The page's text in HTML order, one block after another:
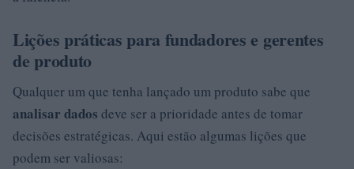
Lições práticas para fundadores e gerentes
de produto
Qualquer um que tenha lançado um produto sabe que
analisar dados deve ser a prioridade antes de tomar
decisões estratégicas. Aqui estão algumas lições que
podem ser valiosas: